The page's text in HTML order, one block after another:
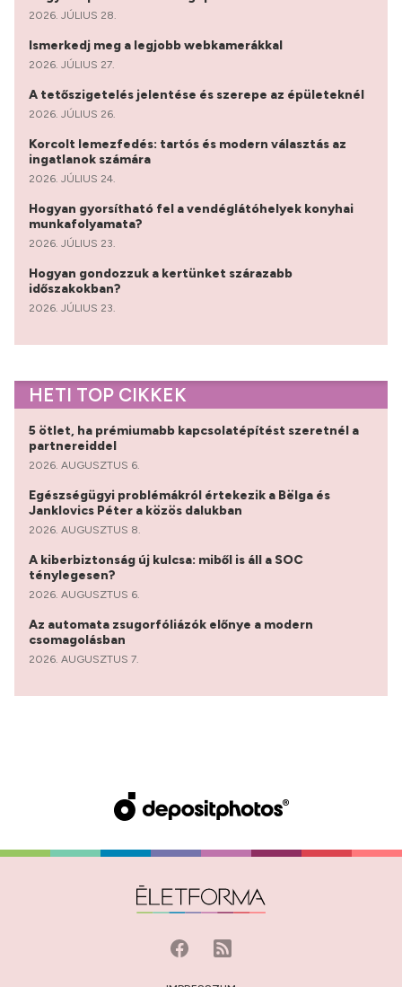
2026. JÚLIUS 28.
Ismerkedj meg a legjobb webkamerákkal
2026. JÚLIUS 27.
A tetőszigetelés jelentése és szerepe az épületeknél
2026. JÚLIUS 26.
Korcolt lemezfedés: tartós és modern választás az
ingatlanok számára
2026. JÚLIUS 24.
Hogyan gyorsítható fel a vendéglátóhelyek konyhai
munkafolyamata?
2026. JÚLIUS 23.
Hogyan gondozzuk a kertünket szárazabb
időszakokban?
2026. JÚLIUS 23.
HETI TOP CIKKEK
5 ötlet, ha prémiumabb kapcsolatépítést szeretnél a
partnereiddel
2026. AUGUSZTUS 6.
Egészségügyi problémákról értekezik a Bëlga és
Janklovics Péter a közös dalukban
2026. AUGUSZTUS 8.
A kiberbiztonság új kulcsa: miből is áll a SOC
ténylegesen?
2026. AUGUSZTUS 6.
Az automata zsugorfóliázók előnye a modern
csomagolásban
2026. AUGUSZTUS 7.